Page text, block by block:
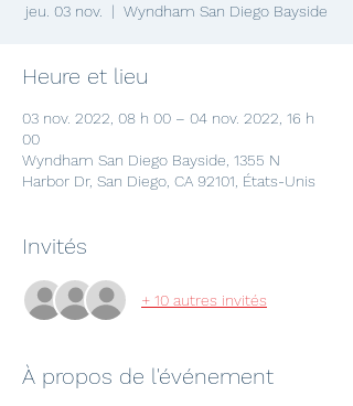
jeu. 03 nov.
  |
Wyndham San Diego Bayside
Heure et lieu
03 nov. 2022, 08 h 00 – 04 nov. 2022, 16 h
00
Wyndham San Diego Bayside, 1355 N
Harbor Dr, San Diego, CA 92101, États-Unis
Invités
+ 10 autres invités
À propos de l'événement